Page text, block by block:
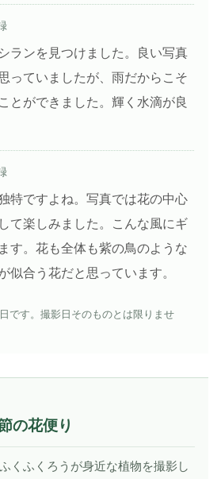
ランを見つけました。良い写真
っていましたが、雨だからこそ
とができました。輝く水滴が良
特ですよね。写真では花の中心
て楽しみました。こんな風にギ
す。花も全体も紫の鳥のような
似合う花だと思っています。
です。撮影日そのものとは限りませ
の花便り
くふくろうが身近な植物を撮影し